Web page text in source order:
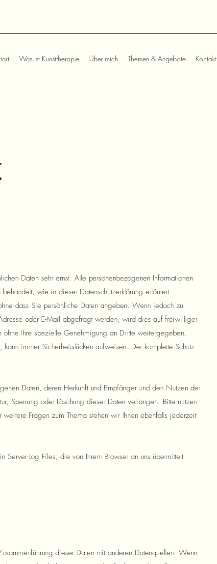
Was ist Kunsttherapie Über mich Themen & Angebote Kontakt
Daten sehr ernst. Alle personenbezogenen Informationen
wie in dieser Datenschutzerklärung erläutert.
dass Sie persönliche Daten angeben. Wenn jedoch zu
oder E-Mail abgefragt werden, wird dies auf freiwilliger
Ihre spezielle Genehmigung an Dritte weitergegeben.
immer Sicherheitslücken aufweisen. Der komplette Schutz
Daten, deren Herkunft und Empfänger und den Nutzen der
Sperrung oder Löschung dieser Daten verlangen. Bitte nutzen
Fragen zum Thema stehen wir Ihnen ebenfalls jederzeit
Server-Log Files, die von Ihrem Browser an uns übermittelt
dieser Daten mit anderen Datenquellen. Wenn